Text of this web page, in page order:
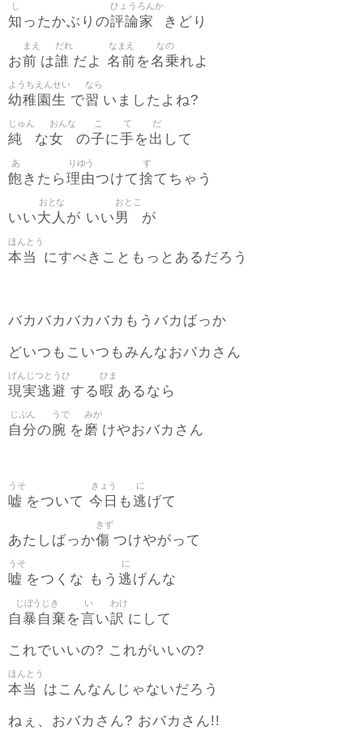
知
し
ったかぶりの評論家
ひょうろんか
きどり
お前
まえ
は誰
だれ
だよ 名前
なまえ
を名乗
なの
れよ
幼稚園生
ようちえんせい
で習
なら
いましたよね?
純
じゅん
な女
おんな
の子
こ
に手
て
を出
だ
して
飽
あ
きたら理由
りゆう
つけて捨
す
てちゃう
いい大人
おとな
が いい男
おとこ
が
本当
ほんとう
にすべきこともっとあるだろう
バカバカバカバカもうバカばっか
どいつもこいつもみんなおバカさん
現実逃避
げんじつとうひ
する 暇
ひま
あるなら
自分
じぶん
の腕
うで
を磨
みが
けやおバカさん
嘘
うそ
をついて 今日
きょう
も逃
に
げて
あたしばっか傷
きず
つけやがって
嘘
うそ
をつくな もう 逃
に
げんな
自暴自棄
じぼうじき
を言
い
い訳
わけ
にして
これでいいの? これがいいの?
本当
ほんとう
はこんなんじゃないだろう
ねぇ、おバカさん? おバカさん!!